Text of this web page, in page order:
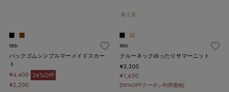
fifth
バックゴムシンプルマーメイドスカー
ト
¥4,400 26%OFF
¥2,200
再入荷
fifth
クルーネックゆったりサマーニット
¥3,300
¥1,650
[50%OFFクーポン利用価格]